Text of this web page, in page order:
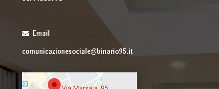
Email
comunicazionesociale@binario95.it